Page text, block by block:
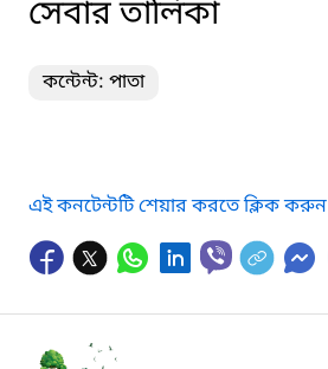
সেবার তালিকা
কন্টেন্ট: পাতা
এই কনটেন্টটি শেয়ার করতে ক্লিক করুন